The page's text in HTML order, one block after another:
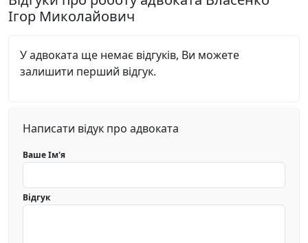
Ігор Миколайович
У адвоката ще немає відгуків, Ви можете
залишити перший відгук.
Написати відук про адвоката
Ваше Ім'я
Відгук